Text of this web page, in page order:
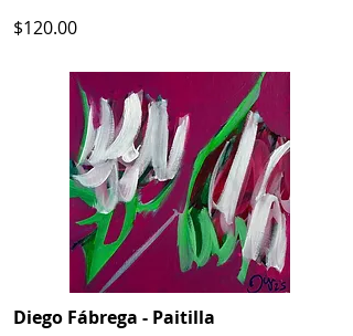
$120.00
Diego Fábrega - Paitilla